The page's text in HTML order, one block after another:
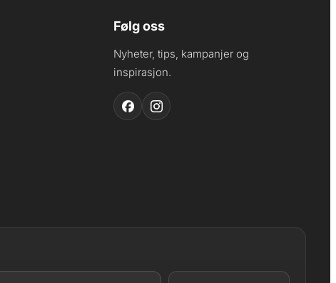
Følg oss
Nyheter, tips, kampanjer og
inspirasjon.